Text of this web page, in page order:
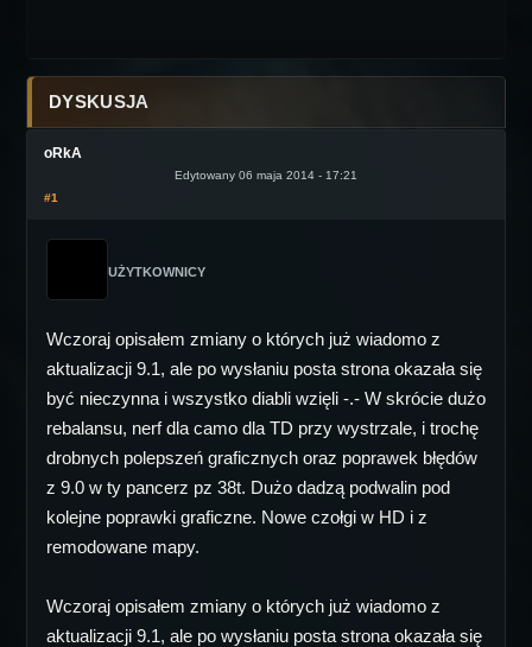
DYSKUSJA
oRkA
Edytowany 06 maja 2014 - 17:21
#1
UŻYTKOWNICY
Wczoraj opisałem zmiany o których już wiadomo z
aktualizacji 9.1, ale po wysłaniu posta strona okazała się
być nieczynna i wszystko diabli wzięli -.- W skrócie dużo
rebalansu, nerf dla camo dla TD przy wystrzale, i trochę
drobnych polepszeń graficznych oraz poprawek błędów
z 9.0 w ty pancerz pz 38t. Dużo dadzą podwalin pod
kolejne poprawki graficzne. Nowe czołgi w HD i z
remodowane mapy.
Wczoraj opisałem zmiany o których już wiadomo z
aktualizacji 9.1, ale po wysłaniu posta strona okazała się